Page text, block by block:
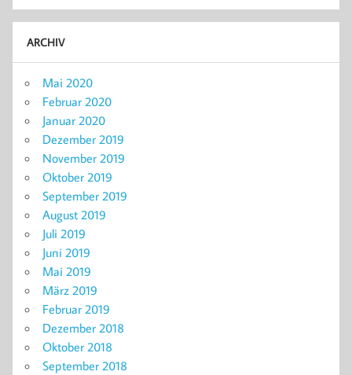
ARCHIV
Mai 2020
Februar 2020
Januar 2020
Dezember 2019
November 2019
Oktober 2019
September 2019
August 2019
Juli 2019
Juni 2019
Mai 2019
März 2019
Februar 2019
Dezember 2018
Oktober 2018
September 2018